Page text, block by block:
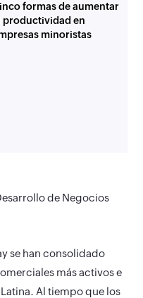
de Negocios
se han consolidado
más activos e
Al tiempo que los
formas de aumentar
productividad en
minoristas